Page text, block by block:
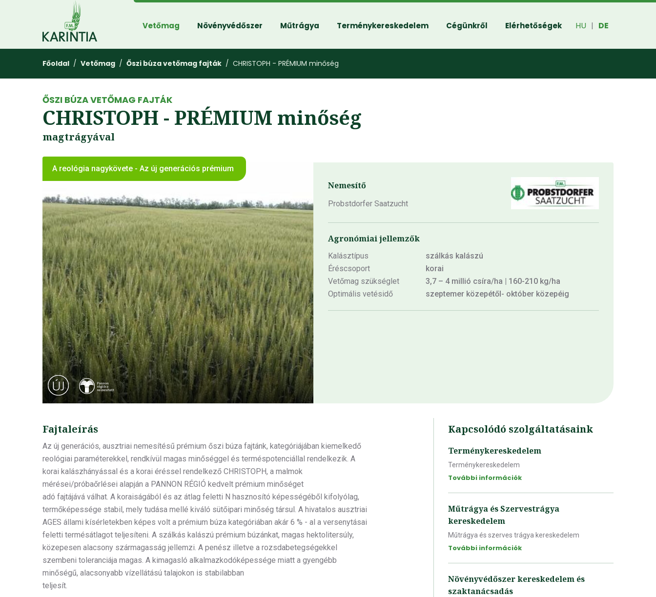
Vetőmag Növényvédőszer Műtrágya Terménykereskedelem Cégünkről Elérhetőségek HU | DE
Főoldal / Vetőmag / Őszi búza vetőmag fajták / CHRISTOPH - PRÉMIUM minőség
ŐSZI BÚZA VETŐMAG FAJTÁK
CHRISTOPH - PRÉMIUM minőség
magtrágyával
A reológia nagykövete - Az új generációs prémium
Nemesítő
Probstdorfer Saatzucht
Agronómiai jellemzők
Kalásztípus
szálkás kalászú
Éréscsoport
korai
Vetőmag szükséglet
3,7 – 4 millió csíra/ha | 160-210 kg/ha
Optimális vetésidő
szeptemer közepétől- október közepéig
Fajtaleírás
Az új generációs, ausztriai nemesítésű prémium őszi búza fajtánk, kategóriájában kiemelkedő
reológiai paraméterekkel, rendkívül magas minőséggel és terméspotenciállal rendelkezik. A
korai kalászhányással és a korai éréssel rendelkező CHRISTOPH, a malmok
mérései/próbaőrlései alapján a PANNON RÉGIÓ kedvelt prémium minőséget
adó fajtájává válhat. A koraiságából és az átlag feletti N hasznosító képességéből kifolyólag,
termőképessége stabil, mely tudása mellé kiváló sütőipari minőség társul. A hivatalos ausztriai
AGES állami kísérletekben képes volt a prémium búza kategóriában akár 6 % - al a versenytásai
feletti termésátlagot teljesíteni. A szálkás kalászú prémium búzánkat, magas hektolitersúly,
közepesen alacsony szármagasság jellemzi. A penész illetve a rozsdabetegségekkel
szembeni toleranciája magas. A kimagasló alkalmazkodóképessége miatt a gyengébb
minőségű, alacsonyabb vízellátású talajokon is stabilabban
teljesít.
Kapcsolódó szolgáltatásaink
Terménykereskedelem
Terménykereskedelem
További információk
Műtrágya és Szervestrágya
kereskedelem
Műtrágya és szerves trágya kereskedelem
További információk
Növényvédőszer kereskedelem és
szaktanácsadás